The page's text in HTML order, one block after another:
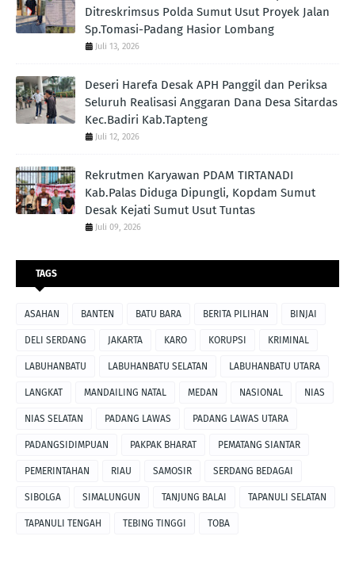
Ditreskrimsus Polda Sumut Usut Proyek Jalan
Sp.Tomasi-Padang Hasior Lombang
Juli 13, 2026
Deseri Harefa Desak APH Panggil dan Periksa
Seluruh Realisasi Anggaran Dana Desa Sitardas
Kec.Badiri Kab.Tapteng
Juli 12, 2026
Rekrutmen Karyawan PDAM TIRTANADI
Kab.Palas Diduga Dipungli, Kopdam Sumut
Desak Kejati Sumut Usut Tuntas
Juli 09, 2026
TAGS
ASAHAN BANTEN BATU BARA BERITA PILIHAN BINJAI
DELI SERDANG JAKARTA KARO KORUPSI KRIMINAL
LABUHANBATU LABUHANBATU SELATAN LABUHANBATU UTARA
LANGKAT MANDAILING NATAL MEDAN NASIONAL NIAS
NIAS SELATAN PADANG LAWAS PADANG LAWAS UTARA
PADANGSIDIMPUAN PAKPAK BHARAT PEMATANG SIANTAR
PEMERINTAHAN RIAU SAMOSIR SERDANG BEDAGAI
SIBOLGA SIMALUNGUN TANJUNG BALAI TAPANULI SELATAN
TAPANULI TENGAH TEBING TINGGI TOBA